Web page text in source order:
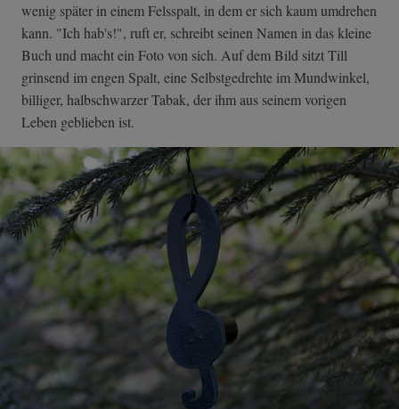
wenig später in einem Felsspalt, in dem er sich kaum umdrehen
kann. "Ich hab's!", ruft er, schreibt seinen Namen in das kleine
Buch und macht ein Foto von sich. Auf dem Bild sitzt Till
grinsend im engen Spalt, eine Selbstgedrehte im Mundwinkel,
billiger, halbschwarzer Tabak, der ihm aus seinem vorigen
Leben geblieben ist.